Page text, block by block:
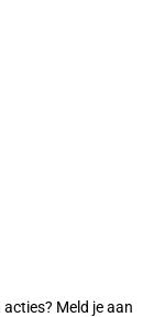
Meld je aan